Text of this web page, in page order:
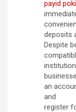
payid
deposits
Despite
an
and
register